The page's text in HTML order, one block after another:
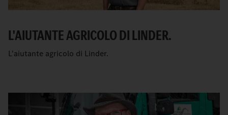
L'AIUTANTE AGRICOLO DI LINDER.
L'aiutante agricolo di Linder.